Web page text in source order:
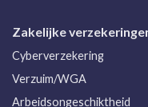
Zakelijke
Cyberverzekering
Verzuim/WGA
Arbeidsongeschiktheid